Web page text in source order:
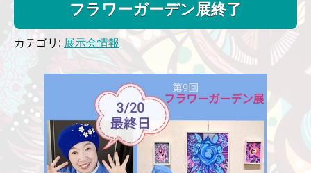
フラワーガーデン展終了
カテゴリ: 展示会情報